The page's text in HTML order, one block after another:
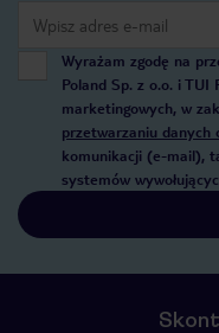
Wyrażam zgodę na
Poland Sp. z o.o. i TUI
marketingowych, w
przetwarzaniu danych
komunikacji (e-mail),
systemów